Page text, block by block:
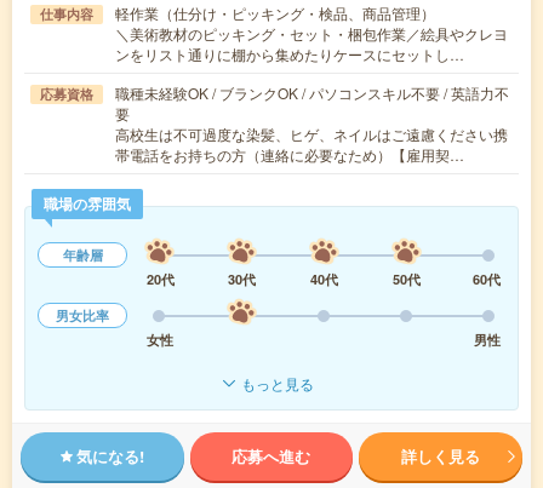
仕事内容
軽作業（仕分け・ピッキング・検品、商品管理）
＼美術教材のピッキング・セット・梱包作業／絵具やクレヨ
ンをリスト通りに棚から集めたりケースにセットし…
応募資格
職種未経験OK / ブランクOK / パソコンスキル不要 / 英語力不
要
高校生は不可過度な染髪、ヒゲ、ネイルはご遠慮ください携
帯電話をお持ちの方（連絡に必要なため）【雇用契…
職場の雰囲気
年齢層
20代
30代 40代 50代
60代
男女比率
女性
男性
もっと見る
気になる! 応募へ進む 詳しく見る